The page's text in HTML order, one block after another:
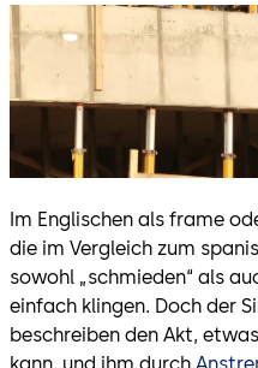
Im Englischen als frame
die im Vergleich zum
sowohl „schmieden“ als
einfach klingen. Doch der
beschreiben den Akt,